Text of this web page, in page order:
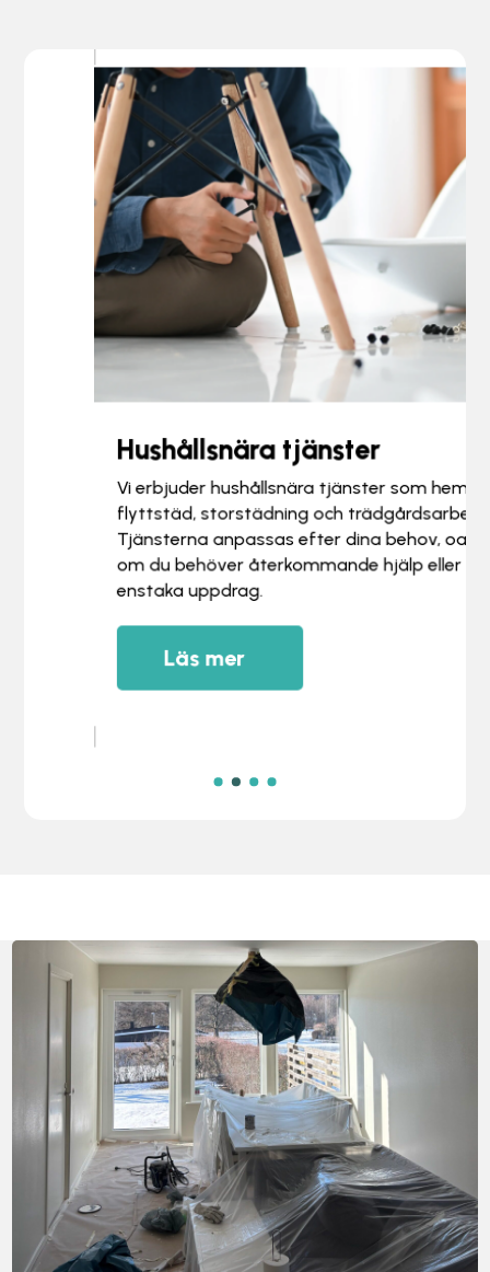
Hushållsnära tjänster
Vi erbjuder hushållsnära tjänster som hemstäd,
flyttstäd, storstädning och trädgårdsarbeten.
Tjänsterna anpassas efter dina behov, oavsett
om du behöver återkommande hjälp eller ett
enstaka uppdrag.
Läs mer